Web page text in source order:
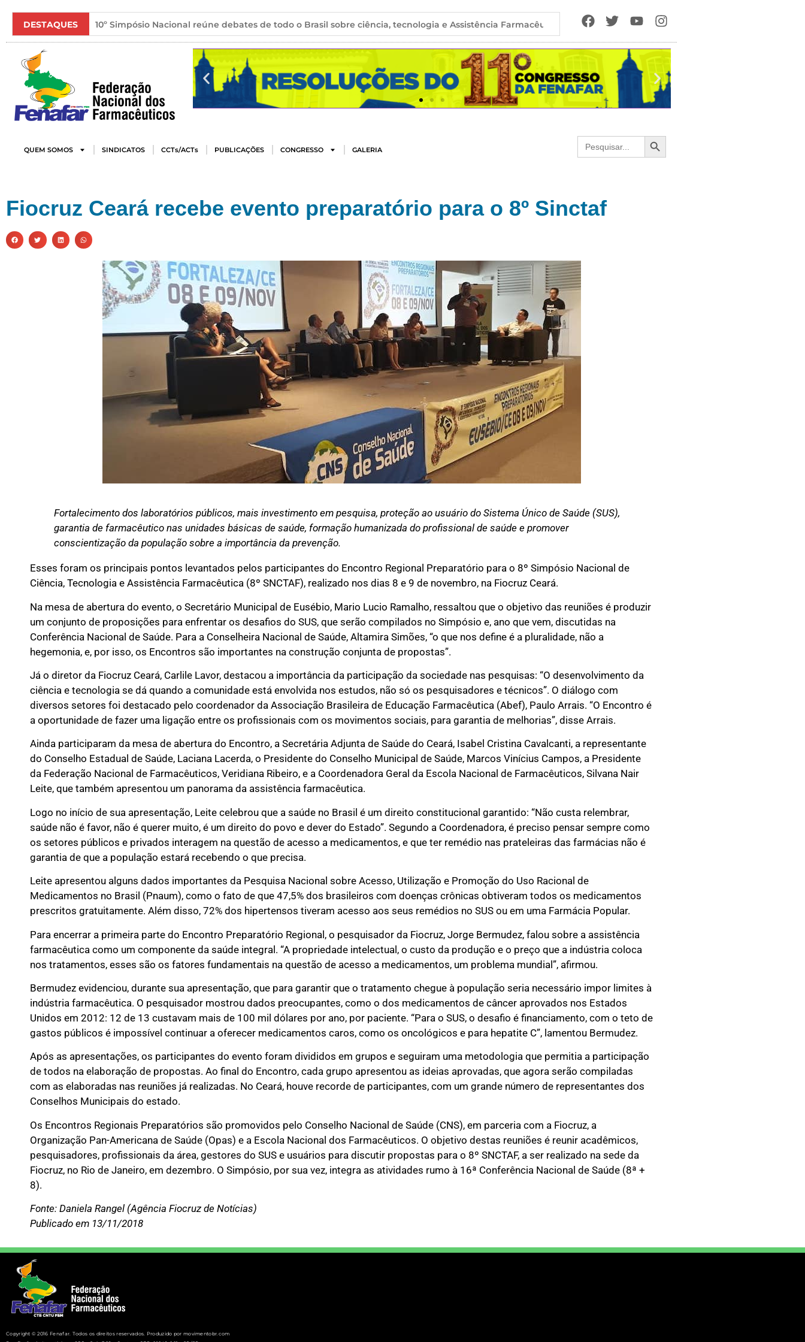
DESTAQUES 10º Simpósio Nacional reúne debates de todo o Brasil sobre ciência, tecnologia e Assistência Farmacêutica
QUEM SOMOS SINDICATOS CCTs/ACTs PUBLICAÇÕES CONGRESSO GALERIA
Search
for:
Search Button
Fiocruz Ceará recebe evento preparatório para o 8º Sinctaf
Fortalecimento dos laboratórios públicos, mais investimento em pesquisa, proteção ao usuário do Sistema Único de Saúde (SUS),
garantia de farmacêutico nas unidades básicas de saúde, formação humanizada do profissional de saúde e promover
conscientização da população sobre a importância da prevenção.
Esses foram os principais pontos levantados pelos participantes do Encontro Regional Preparatório para o 8º Simpósio Nacional de
Ciência, Tecnologia e Assistência Farmacêutica (8º SNCTAF), realizado nos dias 8 e 9 de novembro, na Fiocruz Ceará.
Na mesa de abertura do evento, o Secretário Municipal de Eusébio, Mario Lucio Ramalho, ressaltou que o objetivo das reuniões é produzir
um conjunto de proposições para enfrentar os desafios do SUS, que serão compilados no Simpósio e, ano que vem, discutidas na
Conferência Nacional de Saúde. Para a Conselheira Nacional de Saúde, Altamira Simões, “o que nos define é a pluralidade, não a
hegemonia, e, por isso, os Encontros são importantes na construção conjunta de propostas”.
Já o diretor da Fiocruz Ceará, Carlile Lavor, destacou a importância da participação da sociedade nas pesquisas: “O desenvolvimento da
ciência e tecnologia se dá quando a comunidade está envolvida nos estudos, não só os pesquisadores e técnicos”. O diálogo com
diversos setores foi destacado pelo coordenador da Associação Brasileira de Educação Farmacêutica (Abef), Paulo Arrais. “O Encontro é
a oportunidade de fazer uma ligação entre os profissionais com os movimentos sociais, para garantia de melhorias”, disse Arrais.
Ainda participaram da mesa de abertura do Encontro, a Secretária Adjunta de Saúde do Ceará, Isabel Cristina Cavalcanti, a representante
do Conselho Estadual de Saúde, Laciana Lacerda, o Presidente do Conselho Municipal de Saúde, Marcos Vinícius Campos, a Presidente
da Federação Nacional de Farmacêuticos, Veridiana Ribeiro, e a Coordenadora Geral da Escola Nacional de Farmacêuticos, Silvana Nair
Leite, que também apresentou um panorama da assistência farmacêutica.
Logo no início de sua apresentação, Leite celebrou que a saúde no Brasil é um direito constitucional garantido: “Não custa relembrar,
saúde não é favor, não é querer muito, é um direito do povo e dever do Estado”. Segundo a Coordenadora, é preciso pensar sempre como
os setores públicos e privados interagem na questão de acesso a medicamentos, e que ter remédio nas prateleiras das farmácias não é
garantia de que a população estará recebendo o que precisa.
Leite apresentou alguns dados importantes da Pesquisa Nacional sobre Acesso, Utilização e Promoção do Uso Racional de
Medicamentos no Brasil (Pnaum), como o fato de que 47,5% dos brasileiros com doenças crônicas obtiveram todos os medicamentos
prescritos gratuitamente. Além disso, 72% dos hipertensos tiveram acesso aos seus remédios no SUS ou em uma Farmácia Popular.
Para encerrar a primeira parte do Encontro Preparatório Regional, o pesquisador da Fiocruz, Jorge Bermudez, falou sobre a assistência
farmacêutica como um componente da saúde integral. “A propriedade intelectual, o custo da produção e o preço que a indústria coloca
nos tratamentos, esses são os fatores fundamentais na questão de acesso a medicamentos, um problema mundial”, afirmou.
Bermudez evidenciou, durante sua apresentação, que para garantir que o tratamento chegue à população seria necessário impor limites à
indústria farmacêutica. O pesquisador mostrou dados preocupantes, como o dos medicamentos de câncer aprovados nos Estados
Unidos em 2012: 12 de 13 custavam mais de 100 mil dólares por ano, por paciente. “Para o SUS, o desafio é financiamento, com o teto de
gastos públicos é impossível continuar a oferecer medicamentos caros, como os oncológicos e para hepatite C”, lamentou Bermudez.
Após as apresentações, os participantes do evento foram divididos em grupos e seguiram uma metodologia que permitia a participação
de todos na elaboração de propostas. Ao final do Encontro, cada grupo apresentou as ideias aprovadas, que agora serão compiladas
com as elaboradas nas reuniões já realizadas. No Ceará, houve recorde de participantes, com um grande número de representantes dos
Conselhos Municipais do estado.
Os Encontros Regionais Preparatórios são promovidos pelo Conselho Nacional de Saúde (CNS), em parceria com a Fiocruz, a
Organização Pan-Americana de Saúde (Opas) e a Escola Nacional dos Farmacêuticos. O objetivo destas reuniões é reunir acadêmicos,
pesquisadores, profissionais da área, gestores do SUS e usuários para discutir propostas para o 8º SNCTAF, a ser realizado na sede da
Fiocruz, no Rio de Janeiro, em dezembro. O Simpósio, por sua vez, integra as atividades rumo à 16ª Conferência Nacional de Saúde (8ª +
8).
Fonte: Daniela Rangel (Agência Fiocruz de Notícias)
Publicado em 13/11/2018
Copyright © 2016 Fenafar. Todos os direitos reservados. Produzido por movimentobr.com